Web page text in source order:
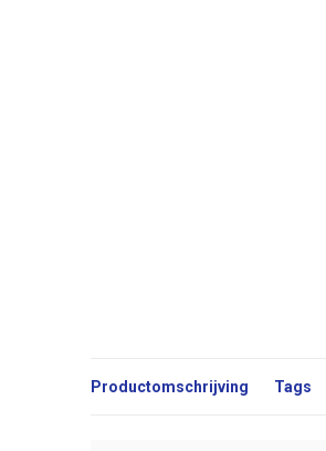
Productomschrijving Tags